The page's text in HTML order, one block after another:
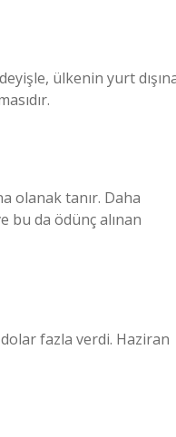
ülkenin yurt
olanak tanır. Daha
bu da ödünç alınan
fazla verdi. Haziran